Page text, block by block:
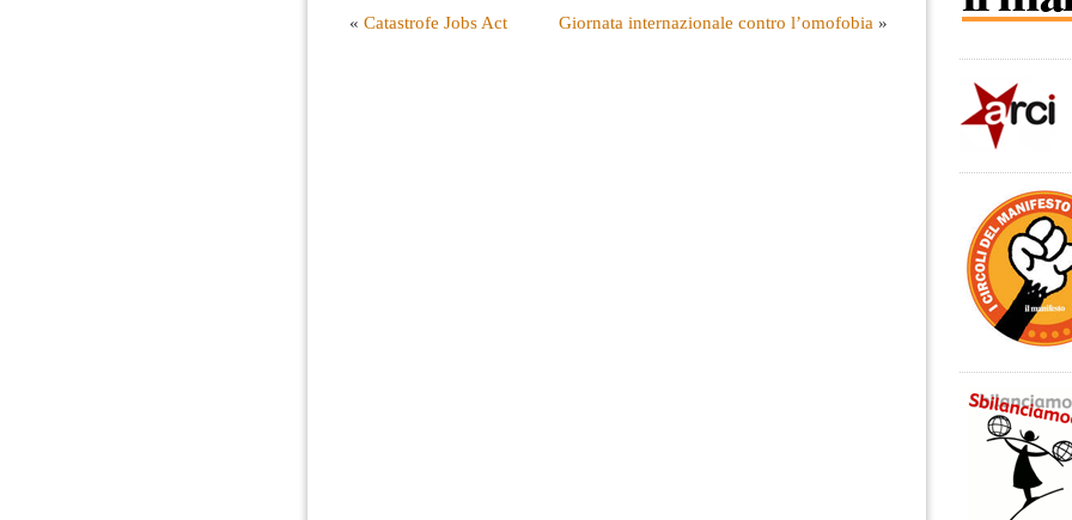
« Catastrofe Jobs Act Giornata internazionale contro l’omofobia »